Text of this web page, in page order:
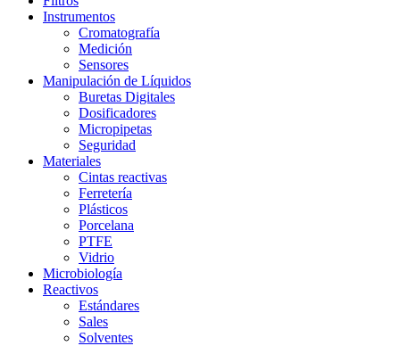
Instrumentos
Cromatografía
Medición
Sensores
Manipulación de Líquidos
Buretas Digitales
Dosificadores
Micropipetas
Seguridad
Materiales
Cintas reactivas
Ferretería
Plásticos
Porcelana
PTFE
Vidrio
Microbiología
Reactivos
Estándares
Sales
Solventes